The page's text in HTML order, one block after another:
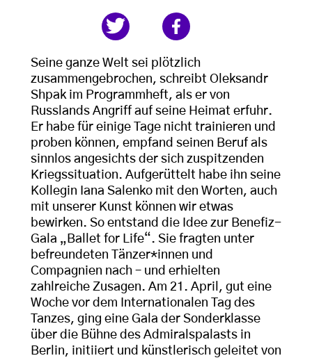
Seine ganze Welt sei plötzlich
zusammengebrochen, schreibt Oleksandr
Shpak im Programmheft, als er von
Russlands Angriff auf seine Heimat erfuhr.
Er habe für einige Tage nicht trainieren und
proben können, empfand seinen Beruf als
sinnlos angesichts der sich zuspitzenden
Kriegssituation. Aufgerüttelt habe ihn seine
Kollegin Iana Salenko mit den Worten, auch
mit unserer Kunst können wir etwas
bewirken. So entstand die Idee zur Benefiz-
Gala „Ballet for Life“. Sie fragten unter
befreundeten Tänzer*innen und
Compagnien nach – und erhielten
zahlreiche Zusagen. Am 21. April, gut eine
Woche vor dem Internationalen Tag des
Tanzes, ging eine Gala der Sonderklasse
über die Bühne des Admiralspalasts in
Berlin, initiiert und künstlerisch geleitet von